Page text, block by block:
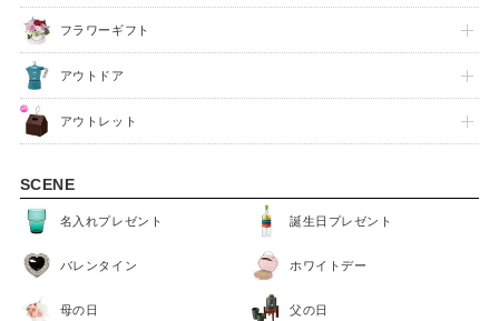
フラワーギフト
アウトドア
アウトレット
SCENE
名入れプレゼント 誕生日プレゼント
バレンタイン ホワイトデー
母の日 父の日